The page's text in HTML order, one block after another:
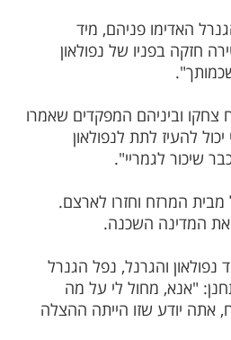
ערקו למחנה האויב
למצב רוחם ולמידת
אחד המפקדים
על נפולאון ואמר:
המצביא נפולאון!"
פניהם, מיד